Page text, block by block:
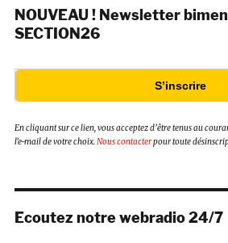
NOUVEAU ! Newsletter
SECTION26
S’inscrire
En cliquant sur ce lien, vous acceptez d’être tenus au
l’e-mail de votre choix.Nous contacterpour toute
Ecoutez notre webradio 24/7